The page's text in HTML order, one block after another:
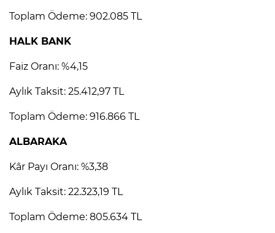
Toplam Ödeme: 902.085 TL
HALK BANK
Faiz Oranı: %4,15
Aylık Taksit: 25.412,97 TL
Toplam Ödeme: 916.866 TL
ALBARAKA
Kâr Payı Oranı: %3,38
Aylık Taksit: 22.323,19 TL
Toplam Ödeme: 805.634 TL